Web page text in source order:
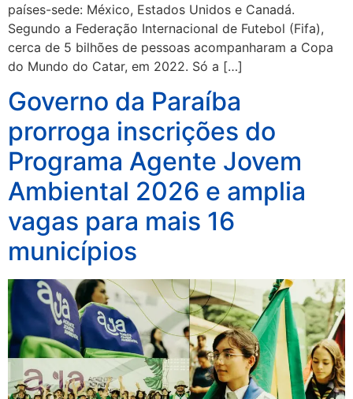
países-sede: México, Estados Unidos e Canadá.
Segundo a Federação Internacional de Futebol (Fifa),
cerca de 5 bilhões de pessoas acompanharam a Copa
do Mundo do Catar, em 2022. Só a […]
Governo da Paraíba
prorroga inscrições do
Programa Agente Jovem
Ambiental 2026 e amplia
vagas para mais 16
municípios